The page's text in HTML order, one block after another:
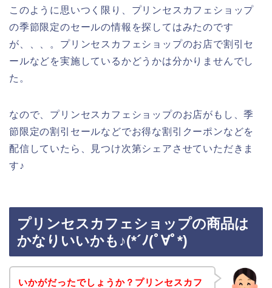
このように思いつく限り、プリンセスカフェショップ
の季節限定のセールの情報を探してはみたのです
が、、、。プリンセスカフェショップのお店で割引セ
ールなどを実施しているかどうかは分かりませんでし
た。
なので、プリンセスカフェショップのお店がもし、季
節限定の割引セールなどでお得な割引クーポンなどを
配信していたら、見つけ次第シェアさせていただきま
す♪
プリンセスカフェショップの商品は
かなりいいかも♪(*´ﾉ(ﾟ∀ﾟ*)
いかがだったでしょうか？プリンセスカフ